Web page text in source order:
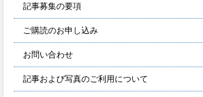
記事募集の要項
ご購読のお申し込み
お問い合わせ
記事および写真のご利用について